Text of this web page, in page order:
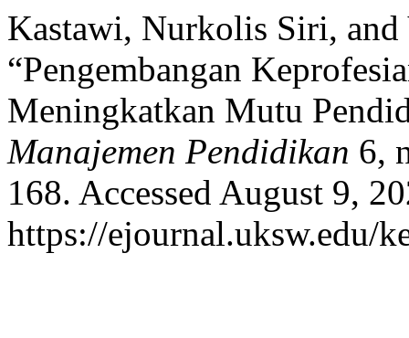
Kastawi, Nurkolis Siri,
“Pengembangan
Meningkatkan Mutu
Manajemen Pendidikan 6,
168. Accessed August 9,
https://ejournal.uksw.edu/